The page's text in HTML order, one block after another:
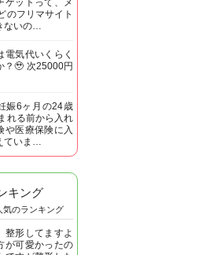
ケットって、メ
のフリマサイト
ないの…
電気代いくらく
？🥹 次25000円
娠6ヶ月の24歳
れる前から入れ
や医療保険に入
ていま…
キング
気のランキング
形してますよ
が可愛かったの